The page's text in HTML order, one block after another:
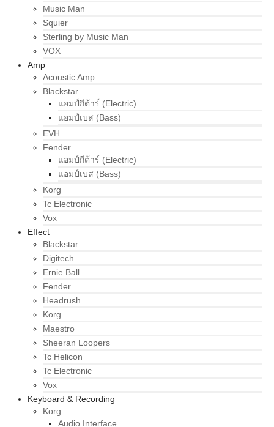
Music Man
Squier
Sterling by Music Man
VOX
Amp
Acoustic Amp
Blackstar
แอมป์กีต้าร์ (Electric)
แอมป์เบส (Bass)
EVH
Fender
แอมป์กีต้าร์ (Electric)
แอมป์เบส (Bass)
Korg
Tc Electronic
Vox
Effect
Blackstar
Digitech
Ernie Ball
Fender
Headrush
Korg
Maestro
Sheeran Loopers
Tc Helicon
Tc Electronic
Vox
Keyboard & Recording
Korg
Audio Interface